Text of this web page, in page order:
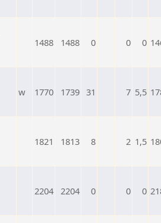
1488 1488 0 0 0
w 1770 1739 31 7 5,5
1821 1813 8 2 1,5
2204 2204 0 0 0